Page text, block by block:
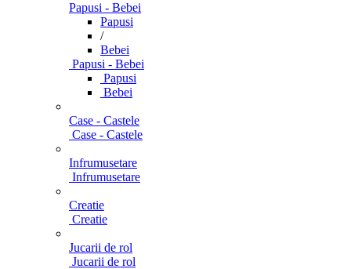
Papusi - Bebei
Papusi
/
Bebei
Papusi - Bebei
Papusi
Bebei
Case - Castele
Case - Castele
Infrumusetare
Infrumusetare
Creatie
Creatie
Jucarii de rol
Jucarii de rol